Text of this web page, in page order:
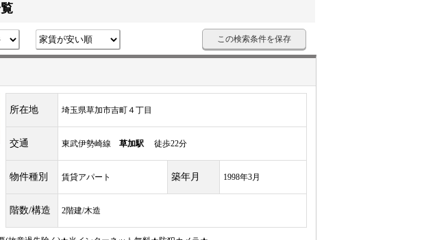
この検索条件を保存
所在地 埼玉県草加市吉町４丁目
交通 東武伊勢崎線 草加駅 徒歩22分
物件種別 賃貸アパート 築年月 1998年3月
階数/構造 2階建/木造